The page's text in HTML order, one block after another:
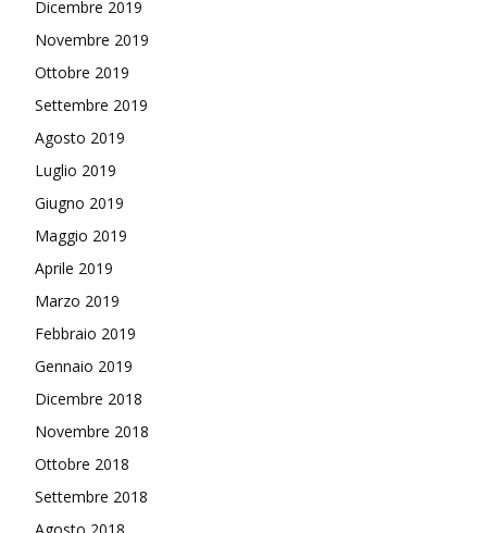
Dicembre 2019
Novembre 2019
Ottobre 2019
Settembre 2019
Agosto 2019
Luglio 2019
Giugno 2019
Maggio 2019
Aprile 2019
Marzo 2019
Febbraio 2019
Gennaio 2019
Dicembre 2018
Novembre 2018
Ottobre 2018
Settembre 2018